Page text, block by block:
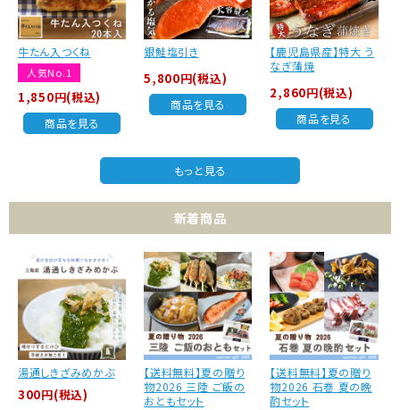
牛たん入つくね
人気No.1
1,850円(税込)
商品を見る
銀鮭塩引き
5,800円(税込)
商品を見る
【鹿児島県産】特大 う
なぎ蒲焼
2,860円(税込)
商品を見る
もっと見る
新着商品
湯通しきざみめかぶ
300円(税込)
【送料無料】夏の贈り
物2026 三陸 ご飯の
おともセット
【送料無料】夏の贈り
物2026 石巻 夏の晩
酌セット